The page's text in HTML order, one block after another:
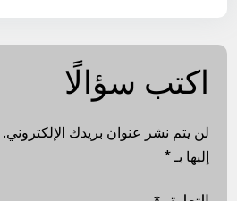
اكتب سؤالًا
لن يتم نشر عنوان بريدك الإلكتروني.
إليها بـ*